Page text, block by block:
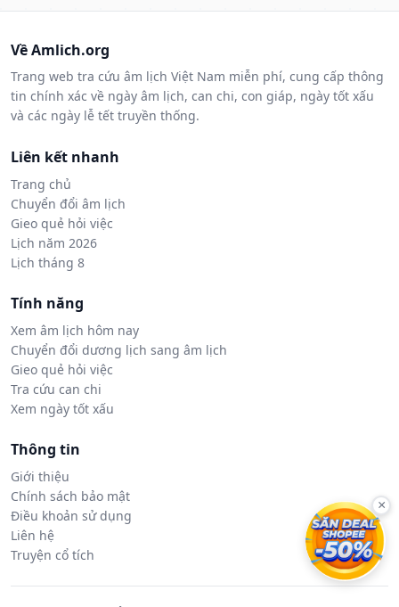
Về Amlich.org
Trang web tra cứu âm lịch Việt Nam miễn phí, cung cấp thông
tin chính xác về ngày âm lịch, can chi, con giáp, ngày tốt xấu
và các ngày lễ tết truyền thống.
Liên kết nhanh
Trang chủ
Chuyển đổi âm lịch
Gieo quẻ hỏi việc
Lịch năm 2026
Lịch tháng 8
Tính năng
Xem âm lịch hôm nay
Chuyển đổi dương lịch sang âm lịch
Gieo quẻ hỏi việc
Tra cứu can chi
Xem ngày tốt xấu
Thông tin
Giới thiệu
Chính sách bảo mật
Điều khoản sử dụng
Liên hệ
Truyện cổ tích
×